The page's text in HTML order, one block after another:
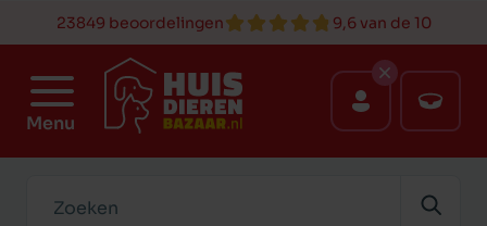
23849 beoordelingen 9,6 van de 10
Menu